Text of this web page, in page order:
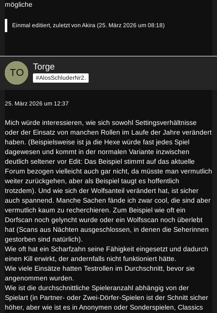
mögliche
Einmal editiert, zuletzt von Akira (25. März 2026 um 08:18)
Torge
#AlosSchluderNr2.
25. März 2026 um 12:37
Mich würde interessieren, wie sich sowohl Settingsverhältnisse
oder der Einsatz von manchen Rollen im Laufe der Jahre verändert
haben. (Beispielsweise ist ja die Hexe würde fast jedes Spiel
dagewesen und kommt in der normalen Variante inzwischen
deutlich seltener vor Edit: Das Beispiel stimmt auf das aktuelle
Forum bezogen vielleicht auch gar nicht, da müsste man vermutlich
weiter zurückgehen, aber als Beispiel taugt es hoffentlich
trotzdem). Und wie sich der Wolfsanteil verändert hat, ist sicher
auch spannend. Manche Sachen fände ich zwar cool, die sind aber
vermutlich kaum zu recherchieren. Zum Beispiel wie oft ein
Dorfscan noch gelyncht wurde oder ein Wolfsscan noch überlebt
hat (Scans aus Nächten ausgeschlossen, in denen die Seherinnen
gestorben sind natürlich).
Wie oft hat ein Scharfzahn seine Fähigkeit eingesetzt und dadurch
einen Kill erwirkt, der andernfalls nicht funktioniert hätte.
Wie viele Einsätze hatten Testrollen im Durchschnitt, bevor sie
angenommen wurden.
Wie ist die durchschnittliche Spieleranzahl abhängig von der
Spielart (in Partner- oder Zwei-Dörfer-Spielen ist der Schnitt sicher
höher, aber wie ist es in Anonymen oder Sonderspielen, Classics